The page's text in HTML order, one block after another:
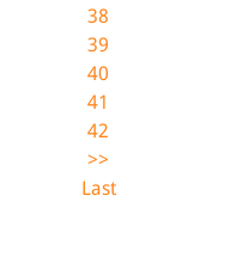
38
39
40
41
42
>>
Last